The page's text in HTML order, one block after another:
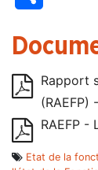
Rapport
(RAEFP)
RAEFP -
Etat de la